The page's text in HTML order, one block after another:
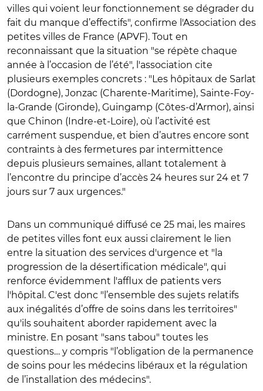
villes qui voient leur fonctionnement se dégrader du
fait du manque d’effectifs", confirme l'Association des
petites villes de France (APVF). Tout en
reconnaissant que la situation "se répète chaque
année à l’occasion de l’été", l'association cite
plusieurs exemples concrets : "Les hôpitaux de Sarlat
(Dordogne), Jonzac (Charente-Maritime), Sainte-Foy-
la-Grande (Gironde), Guingamp (Côtes-d’Armor), ainsi
que Chinon (Indre-et-Loire), où l’activité est
carrément suspendue, et bien d’autres encore sont
contraints à des fermetures par intermittence
depuis plusieurs semaines, allant totalement à
l’encontre du principe d’accès 24 heures sur 24 et 7
jours sur 7 aux urgences."
Dans un communiqué diffusé ce 25 mai, les maires
de petites villes font eux aussi clairement le lien
entre la situation des services d'urgence et "la
progression de la désertification médicale", qui
renforce évidemment l'afflux de patients vers
l'hôpital. C'est donc "l’ensemble des sujets relatifs
aux inégalités d’offre de soins dans les territoires"
qu'ils souhaitent aborder rapidement avec la
ministre. En posant "sans tabou" toutes les
questions… y compris "l’obligation de la permanence
de soins pour les médecins libéraux et la régulation
de l’installation des médecins".